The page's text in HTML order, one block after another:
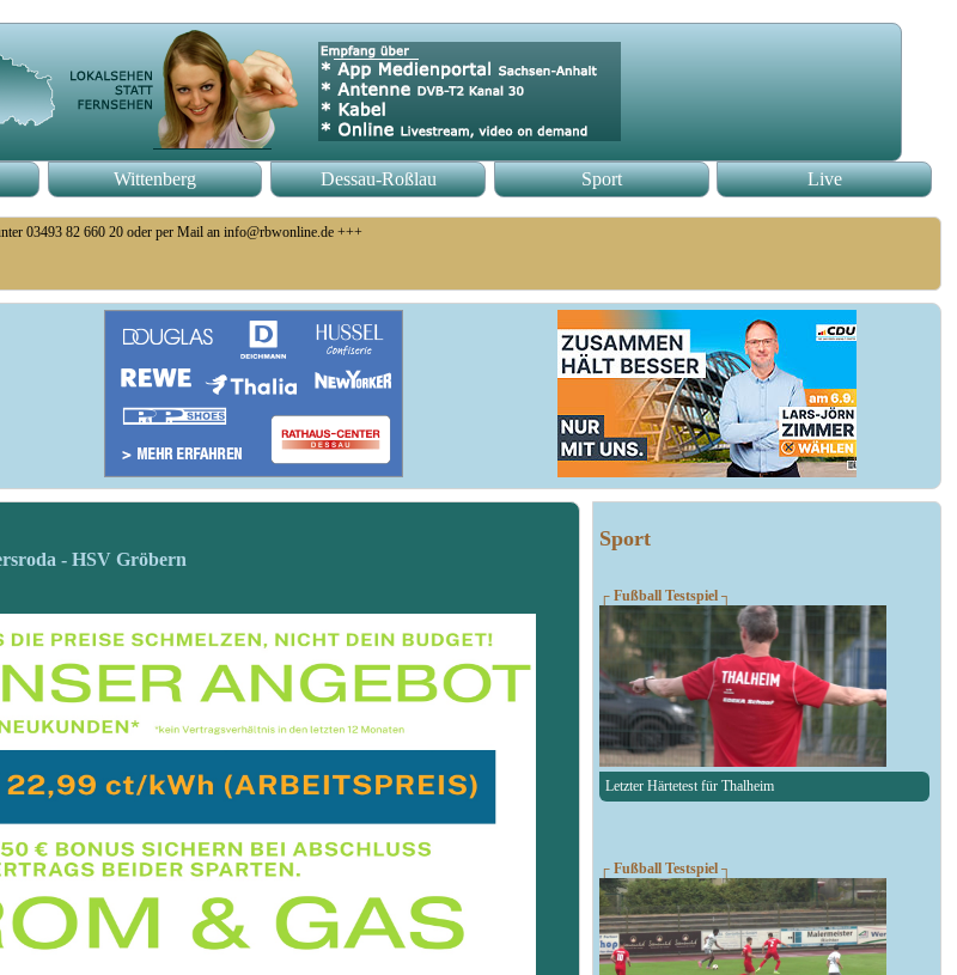
Wittenberg Dessau-Roßlau Sport Live
03493 82 660 20 oder per Mail an info@rbwonline.de +++
- HSV Gröbern
Sport
┌ Fußball Testspiel ┐
Letzter Härtetest für Thalheim
┌ Fußball Testspiel ┐